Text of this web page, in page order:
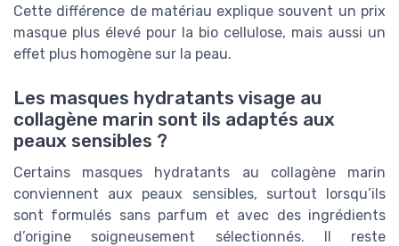
Cette différence de matériau explique souvent un prix
masque plus élevé pour la bio cellulose, mais aussi un
effet plus homogène sur la peau.
Les masques hydratants visage au
collagène marin sont ils adaptés aux
peaux sensibles ?
Certains masques hydratants au collagène marin
conviennent aux peaux sensibles, surtout lorsqu’ils
sont formulés sans parfum et avec des ingrédients
d’origine soigneusement sélectionnés. Il reste